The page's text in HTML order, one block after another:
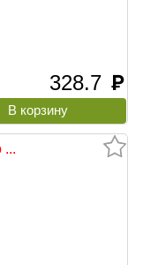
328.7 руб